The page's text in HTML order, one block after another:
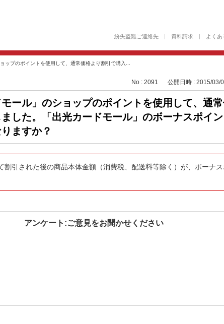
紛失盗難ご連絡先 資料請求 よくあ
ップのポイントを使用して、通常価格より割引で購入...
No : 2091 公開日時 : 2015/03/
モール」のショップのポイントを使用して、通
した。「出光カードモール」のボーナスポイ
ますか？
割引された後の商品本体金額（消費税、配送料等除く）が、ボーナ
アンケート:ご意見をお聞かせください